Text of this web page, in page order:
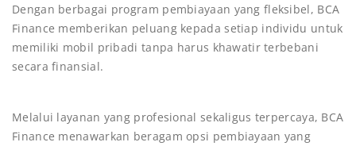
Dengan berbagai program pembiayaan yang fleksibel, BCA
Finance memberikan peluang kepada setiap individu untuk
memiliki mobil pribadi tanpa harus khawatir terbebani
secara finansial.
Melalui layanan yang profesional sekaligus terpercaya, BCA
Finance menawarkan beragam opsi pembiayaan yang